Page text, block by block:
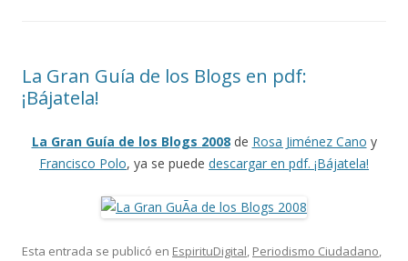
La Gran Guía de los Blogs en pdf:
¡Bájatela!
La Gran Guía de los Blogs 2008de Rosa Jiménez Cano y
Francisco Polo, ya se puede descargar en pdf. ¡Bájatela!
Esta entrada se publicó en EspirituDigital, Periodismo Ciudadano,